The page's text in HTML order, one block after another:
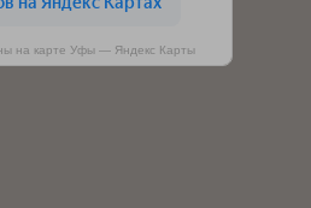
на карте Уфы — Яндекс Карты